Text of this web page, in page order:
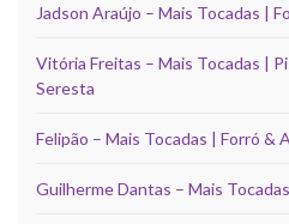
Jadson Araújo – Mais Tocadas |
Vitória Freitas – Mais Tocadas |
Seresta
Felipão – Mais Tocadas | Forró &
Guilherme Dantas – Mais